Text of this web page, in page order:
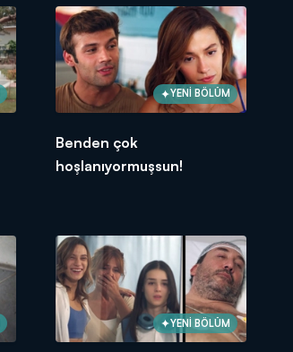
YENİ BÖLÜM
Benden çok
hoşlanıyormuşsun!
YENİ BÖLÜM